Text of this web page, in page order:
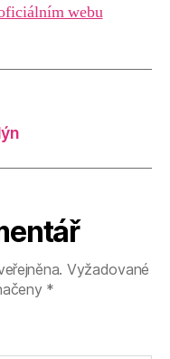
webu
Vyžadované
*